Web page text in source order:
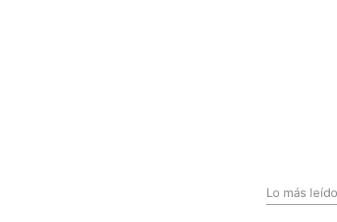
Lo más leído